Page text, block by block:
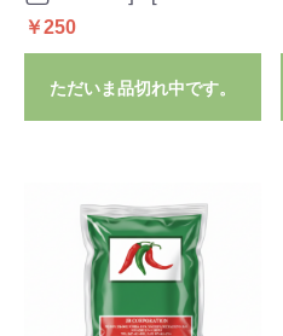
￥250
ただいま品切れ中です。